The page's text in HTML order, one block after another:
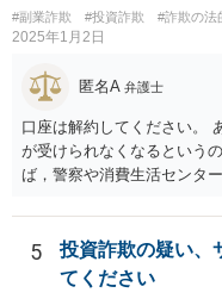
ことを知らずに売却譲渡し
ありますが、沈黙を守ると
が、捜査機関において罪証
としてもその可能性は変わ
い事はありますか？ →捜査
ば、京都まで行く可能性も
と相談することをおすすめ
#副業詐欺 #投資詐欺 #詐欺の法
2025年1月2日
匿名A 弁護士
口座は解約してください。
が受けられなくなるという
ば，警察や消費生活センタ
5
投資詐欺の疑い、
てください